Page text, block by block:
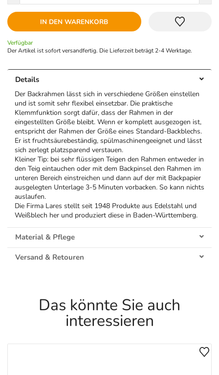
IN DEN WARENKORB
Verfügbar
Der Artikel ist sofort versandfertig. Die Lieferzeit beträgt 2-4 Werktage.
Details
Der Backrahmen lässt sich in verschiedene Größen einstellen
und ist somit sehr flexibel einsetzbar. Die praktische
Klemmfunktion sorgt dafür, dass der Rahmen in der
eingestellten Größe bleibt. Wenn er komplett ausgezogen ist,
entspricht der Rahmen der Größe eines Standard-Backblechs.
Er ist fruchtsäurebeständig, spülmaschinengeeignet und lässt
sich zerlegt platzsparend verstauen.
Kleiner Tip: bei sehr flüssigen Teigen den Rahmen entweder in
den Teig eintauchen oder mit dem Backpinsel den Rahmen im
unteren Bereich einstreichen und dann auf der mit Backpapier
ausgelegten Unterlage 3-5 Minuten vorbacken. So kann nichts
auslaufen.
Die Firma Lares stellt seit 1948 Produkte aus Edelstahl und
Weißblech her und produziert diese in Baden-Württemberg.
Material & Pflege
Versand & Retouren
Das könnte Sie auch
interessieren